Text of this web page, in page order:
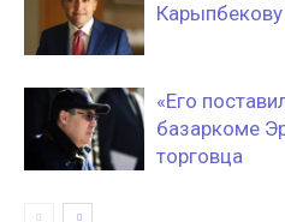
Карыпбекову
«Его
базаркоме
торговца